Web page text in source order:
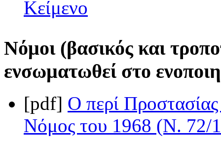
Κείμενο
Νόμοι (βασικός και
ενσωματωθεί στο
[pdf] Ο περί
Νόμος του 1968 (Ν. 72/